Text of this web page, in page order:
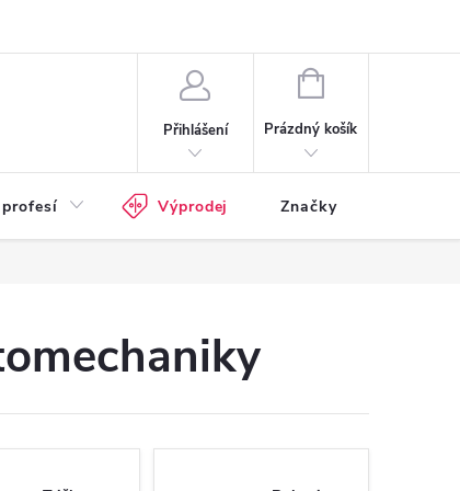
Přihlášení
NÁKUPNÍ
Prázdný košík
Výprodej Značky